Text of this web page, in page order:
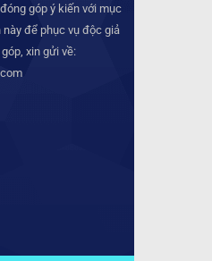
góp ý kiến với mục
để phục vụ độc giả
xin gửi về: